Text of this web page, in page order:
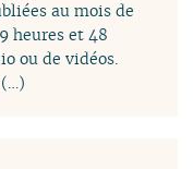
au mois de
heures et 48
ou de vidéos.